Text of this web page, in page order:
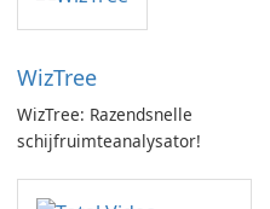
WizTree
WizTree: Razendsnelle
schijfruimteanalysator!